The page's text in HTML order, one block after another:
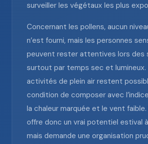
surveiller les végétaux les plus
Concernant les pollens, aucun
n’est fourni, mais les personnes
peuvent rester attentives lors des
surtout par temps sec et lumineux.
activités de plein air restent
condition de composer avec
la chaleur marquée et le vent faible.
offre donc un vrai potentiel estival
mais demande une organisation